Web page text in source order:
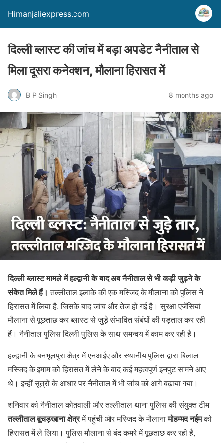
Himanjaliexpress.com
दिल्ली ब्लास्ट की जांच में बड़ा अपडेट नैनीताल से
मिला दूसरा कनेक्शन, मौलाना हिरासत में
B P Singh 8 months ago
दिल्ली ब्लास्ट मामले में हल्द्वानी के बाद अब नैनीताल से भी कड़ी जुड़ने के
संकेत मिले हैं। तल्लीताल इलाके की एक मस्जिद के मौलाना को पुलिस ने
हिरासत में लिया है, जिसके बाद जांच और तेज हो गई है। सुरक्षा एजेंसियां
मौलाना से पूछताछ कर ब्लास्ट से जुड़े संभावित संबंधों की पड़ताल कर रही
हैं। नैनीताल पुलिस दिल्ली पुलिस के साथ समन्वय में काम कर रही है।
हल्द्वानी के बनभूलपुरा क्षेत्र में एनआईए और स्थानीय पुलिस द्वारा बिलाल
मस्जिद के इमाम को हिरासत में लेने के बाद कई महत्वपूर्ण इनपुट सामने आए
थे। इन्हीं सूत्रों के आधार पर नैनीताल में भी जांच को आगे बढ़ाया गया।
शनिवार को नैनीताल कोतवाली और तल्लीताल थाना पुलिस की संयुक्त टीम
तल्लीताल बूचड़खाना क्षेत्रमें पहुंची और मस्जिद के मौलानामोहम्मद नईमको
हिरासत में ले लिया। पुलिस मौलाना से बंद कमरे में पूछताछ कर रही है,